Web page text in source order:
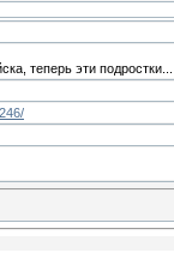
теперь эти подростки...